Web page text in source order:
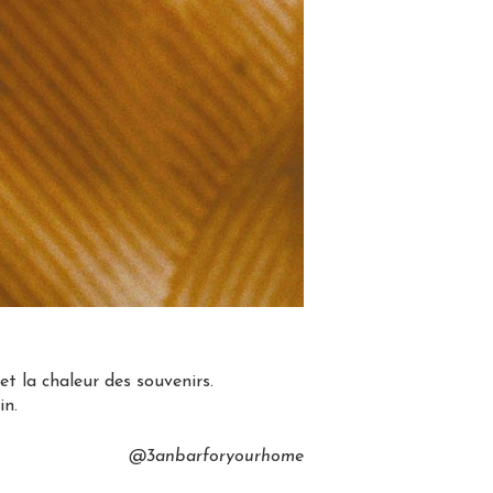
la chaleur des souvenirs.
@3anbarforyourhome